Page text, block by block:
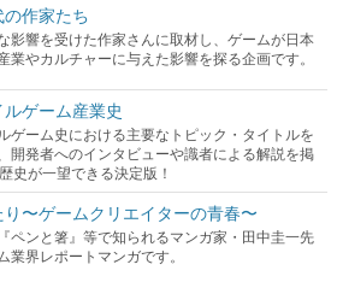
作家たち
影響を受けた作家さんに取材し、ゲームが日本
業やカルチャーに与えた影響を探る企画です。
ゲーム産業史
ゲーム史における主要なトピック・タイトルを
開発者へのインタビューや識者による解説を掲
史が一望できる決定版！
〜ゲームクリエイターの青春〜
ペンと箸』等で知られるマンガ家・田中圭一先
業界レポートマンガです。